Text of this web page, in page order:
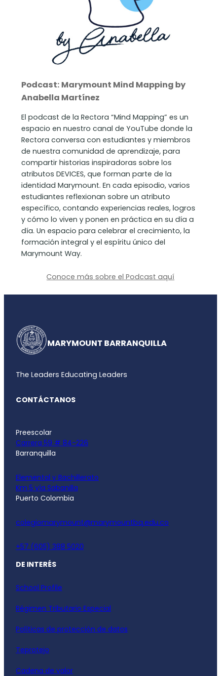
Podcast: Marymount Mind Mapping by
Anabella Martínez
El podcast de la Rectora “Mind Mapping” es un
espacio en nuestro canal de YouTube donde la
Rectora conversa con estudiantes y miembros
de nuestra comunidad de aprendizaje, para
compartir historias inspiradoras sobre los
atributos DEVICES, que forman parte de la
identidad Marymount. En cada episodio, varios
estudiantes reflexionan sobre un atributo
específico, contando experiencias reales, logros
y cómo lo viven y ponen en práctica en su día a
día. Un espacio para celebrar el crecimiento, la
formación integral y el espíritu único del
Marymount Way.
Conoce más sobre el Podcast aquí
MARYMOUNT BARRANQUILLA
The Leaders Educating Leaders
CONTÁCTANOS
Preescolar
Carrera 59 # 84-226
Barranquilla
Elemental y Bachillerato
Km 5 vía Sabanilla
Puerto Colombia
colegiomarymount@marymountbq.edu.co
+57 (605) 388 5020
DE INTERÉS
School Profile
Régimen Tributario Especial
Políticas de protección de datos
Teprotejo
Cadena de valor